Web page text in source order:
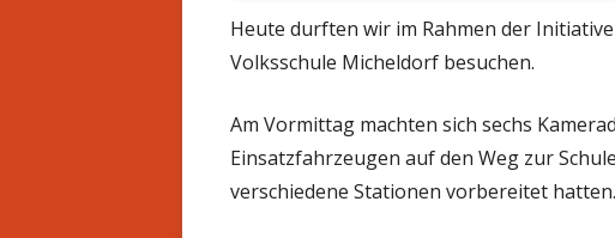
Heute durften wir im Rahmen der Initiative
Volksschule Micheldorf besuchen.
Am Vormittag machten sich sechs
Einsatzfahrzeugen auf den Weg zur
verschiedene Stationen vorbereitet hatten.